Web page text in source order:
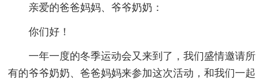
亲爱的爸爸妈妈、爷爷奶奶：
你们好！
一年一度的冬季运动会又来到了，我们盛情邀请所
有的爷爷奶奶、爸爸妈妈来参加这次活动，和我们一起